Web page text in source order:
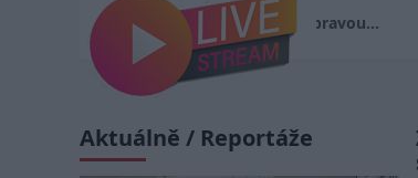
před popravou… Vzácné
Aktuálně / Reportáže